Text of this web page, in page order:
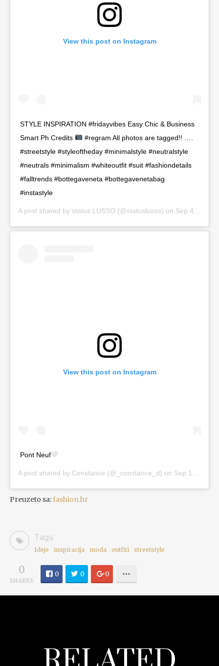
View this post on Instagram
STYLE INSPIRATION #fridayvibes Easy Chic & Business
Smart Ph Credits
#regram All photos are tagged!! ….
#streetstyle #styleoftheday #minimalstyle #neutralstyle
#neutrals #minimalism #whiteoutfit #suit #fashiondetails
#falltrends #bottegaveneta #bottegavenetabag
#instastyle
A post shared by status:LUSSO (@statuslusso) on Sep 4, 2020 at 2:27am PDT
View this post on Instagram
Pont Neuf
A post shared by Constance (@_constance_d) on Sep 14, 2020 at 8:31am PDT
Preuzeto sa:fashion.hr
Tags
Ideje inspiracija moda outfiti streetstyle
0
SHARES
0 0 0